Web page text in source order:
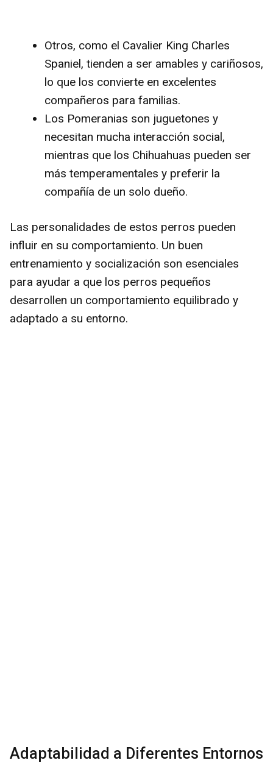
Otros, como el Cavalier King Charles
Spaniel, tienden a ser amables y cariñosos,
lo que los convierte en excelentes
compañeros para familias.
Los Pomeranias son juguetones y
necesitan mucha interacción social,
mientras que los Chihuahuas pueden ser
más temperamentales y preferir la
compañía de un solo dueño.
Las personalidades de estos perros pueden
influir en su comportamiento. Un buen
entrenamiento y socialización son esenciales
para ayudar a que los perros pequeños
desarrollen un comportamiento equilibrado y
adaptado a su entorno.
Adaptabilidad a Diferentes Entornos